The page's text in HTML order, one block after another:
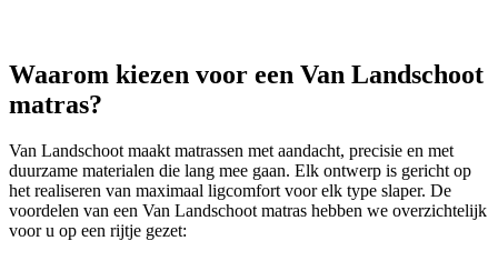
Waarom kiezen voor een Van Landschoot
matras?
Van Landschoot maakt matrassen met aandacht, precisie en met
duurzame materialen die lang mee gaan. Elk ontwerp is gericht op
het realiseren van maximaal ligcomfort voor elk type slaper. De
voordelen van een Van Landschoot matras hebben we overzichtelijk
voor u op een rijtje gezet: